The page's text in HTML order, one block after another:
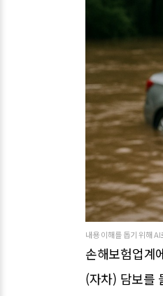
내용 이해를 돕기 위해
손해보험업계
(자차) 담보를